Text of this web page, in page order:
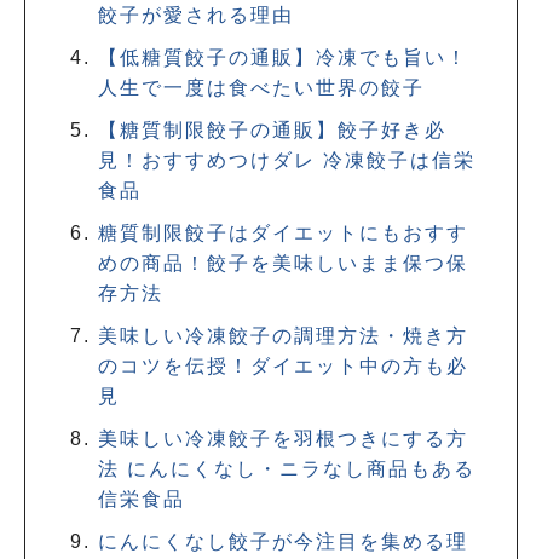
餃子が愛される理由
【低糖質餃子の通販】冷凍でも旨い！
人生で一度は食べたい世界の餃子
【糖質制限餃子の通販】餃子好き必
見！おすすめつけダレ 冷凍餃子は信栄
食品
糖質制限餃子はダイエットにもおすす
めの商品！餃子を美味しいまま保つ保
存方法
美味しい冷凍餃子の調理方法・焼き方
のコツを伝授！ダイエット中の方も必
見
美味しい冷凍餃子を羽根つきにする方
法 にんにくなし・ニラなし商品もある
信栄食品
にんにくなし餃子が今注目を集める理